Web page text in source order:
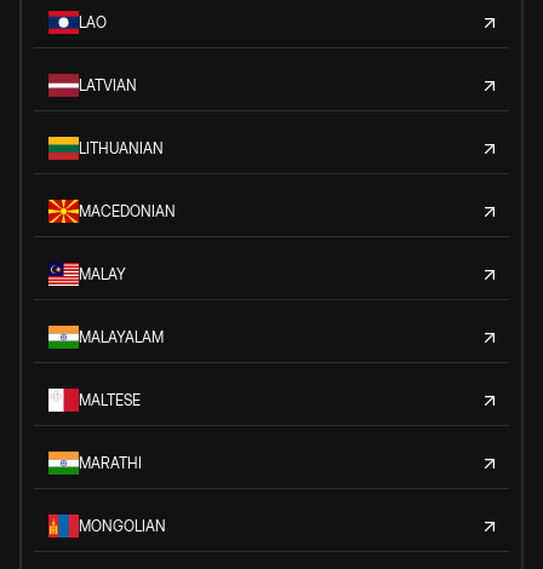
LAO
LATVIAN
LITHUANIAN
MACEDONIAN
MALAY
MALAYALAM
MALTESE
MARATHI
MONGOLIAN